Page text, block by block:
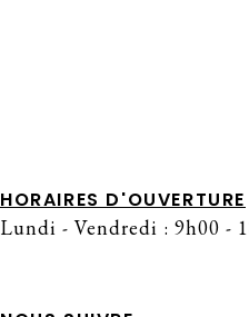
HORAIRES D'OUVERTURE
Lundi - Vendredi : 9h00 -